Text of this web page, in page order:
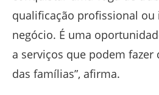
qualificação profissional
negócio. É uma
a serviços que podem fazer
das famílias”, afirma.